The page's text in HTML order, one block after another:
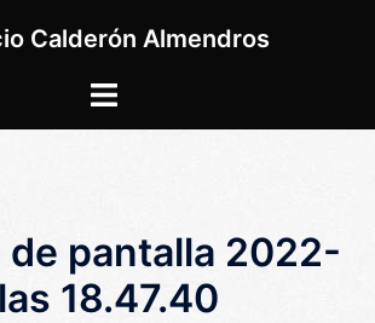
Calderón Almendros
Alternar
de pantalla 2022-
18.47.40